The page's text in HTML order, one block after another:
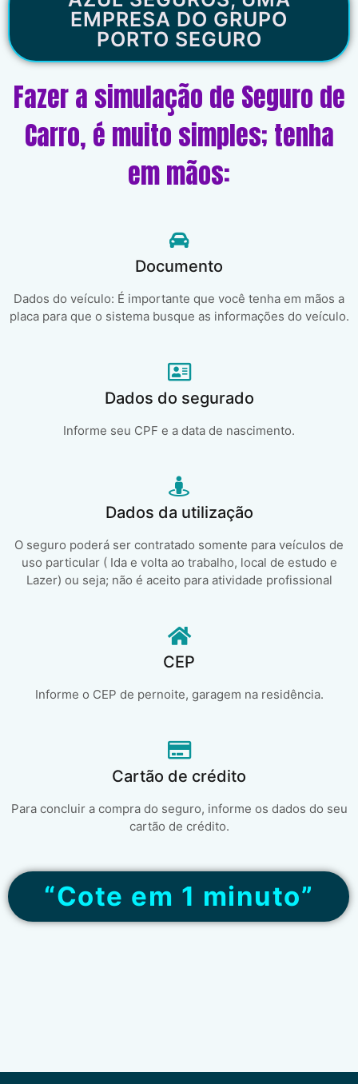
EMPRESA DO GRUPO
PORTO SEGURO
Fazer a simulação de Seguro de
Carro, é muito simples; tenha
em mãos:
Documento
Dados do veículo: É importante que você tenha em mãos a
placa para que o sistema busque as informações do veículo.
Dados do segurado
Informe seu CPF e a data de nascimento.
Dados da utilização
O seguro poderá ser contratado somente para veículos de
uso particular ( Ida e volta ao trabalho, local de estudo e
Lazer) ou seja; não é aceito para atividade profissional
CEP
Informe o CEP de pernoite, garagem na residência.
Cartão de crédito
Para concluir a compra do seguro, informe os dados do seu
cartão de crédito.
“Cote em 1 minuto”